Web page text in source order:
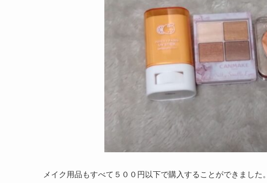
メイク用品もすべて５００円以下で購入することができました。